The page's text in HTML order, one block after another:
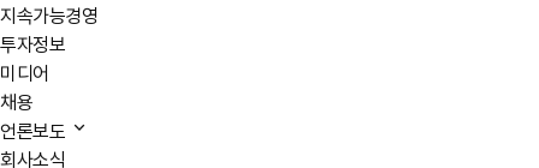
지속가능경영
투자정보
미디어
채용
언론보도
회사소식